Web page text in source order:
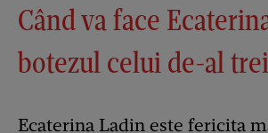
Când va face
botezul celui de-al
Ecaterina Ladin este fericita